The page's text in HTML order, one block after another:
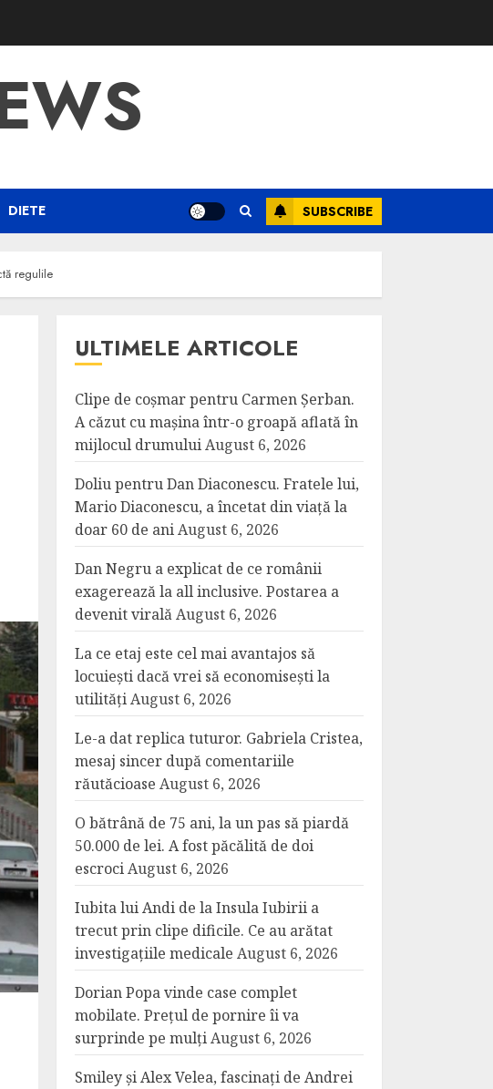
DIETE SUBSCRIBE
regulile
ULTIMELE ARTICOLE
Clipe de coșmar pentru Carmen Șerban.
A căzut cu mașina într-o groapă aflată în
mijlocul drumuluiAugust 6, 2026
Doliu pentru Dan Diaconescu. Fratele lui,
Mario Diaconescu, a încetat din viață la
doar 60 de aniAugust 6, 2026
Dan Negru a explicat de ce românii
exagerează la all inclusive. Postarea a
devenit viralăAugust 6, 2026
La ce etaj este cel mai avantajos să
locuiești dacă vrei să economisești la
utilitățiAugust 6, 2026
Le-a dat replica tuturor. Gabriela Cristea,
mesaj sincer după comentariile
răutăcioase August 6, 2026
O bătrână de 75 ani, la un pas să piardă
50.000 de lei. A fost păcălită de doi
escrociAugust 6, 2026
Iubita lui Andi de la Insula Iubirii a
trecut prin clipe dificile. Ce au arătat
investigațiile medicale August 6, 2026
Dorian Popa vinde case complet
mobilate. Prețul de pornire îi va
surprinde pe mulțiAugust 6, 2026
Smiley și Alex Velea, fascinați de Andrei